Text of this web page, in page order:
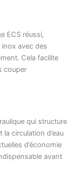
ECS réussi,
avec des
Cela facilite
couper
qui structure
circulation d’eau
d’économie
avant